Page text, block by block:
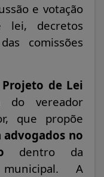
e votação
lei, decretos
comissões
Projeto de Lei
vereador
que propõe
no
dentro da
A